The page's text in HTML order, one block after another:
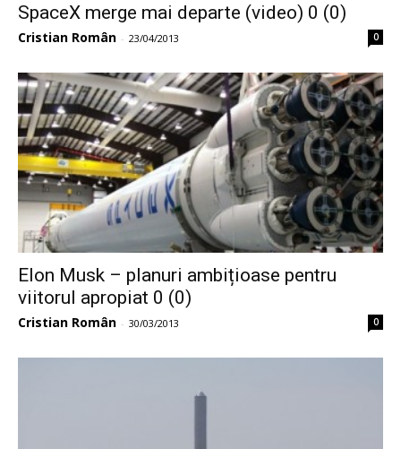
SpaceX merge mai departe (video) 0 (0)
Cristian Român - 23/04/2013 0
Elon Musk – planuri ambițioase pentru
viitorul apropiat 0 (0)
Cristian Român - 30/03/2013 0